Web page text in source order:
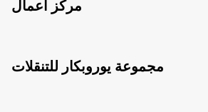
مركز أعمال
مجموعة يوروبكار للتنقلات